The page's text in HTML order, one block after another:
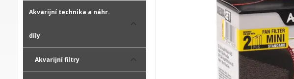
Akvarijní technika a náhr.
díly
Akvarijní filtry